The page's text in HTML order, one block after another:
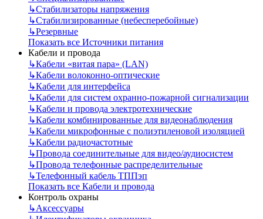
↳Стабилизаторы напряжения
↳Стабилизированные (небесперебойные)
↳Резервные
Показать все Источники питания
Кабели и провода
↳Кабели «витая пара» (LAN)
↳Кабели волоконно-оптические
↳Кабели для интерфейса
↳Кабели для систем охранно-пожарной сигнализации
↳Кабели и провода электротехнические
↳Кабели комбинированные для видеонаблюдения
↳Кабели микрофонные с полиэтиленовой изоляцией
↳Кабели радиочастотные
↳Провода соединительные для видео/аудиосистем
↳Провода телефонные распределительные
↳Телефонный кабель ТППэп
Показать все Кабели и провода
Контроль охраны
↳Аксессуары